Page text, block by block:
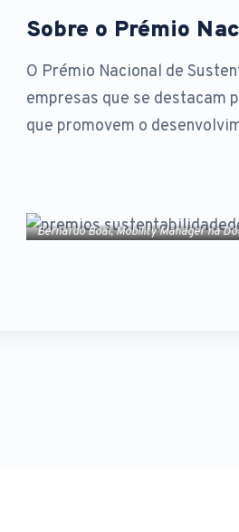
Sobre o Prémio
O Prémio Nacional de
empresas que se destacam
que promovem o
Bernardo Boal, Mobility Manager na